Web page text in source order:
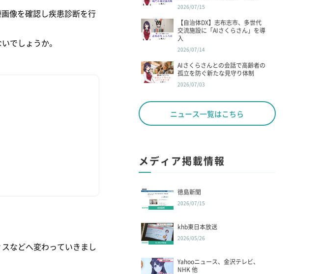
像を確認し疾患診断を行
でしょうか。
などへ変わっていきまし
2026/07/15
【自治体DX】志布志市、多世代
交流施設に「AIさくらさん」を導
入
2026/07/14
AIさくらさんとの会話で高齢者の
孤立を防ぐ新たな見守り体制
2026/07/03
ニュース一覧はこちら
メディア掲載情報
徳島新聞
2026/07/15
khb東日本放送
2026/05/26
Yahooニュース、金沢テレビ、
NHK 他